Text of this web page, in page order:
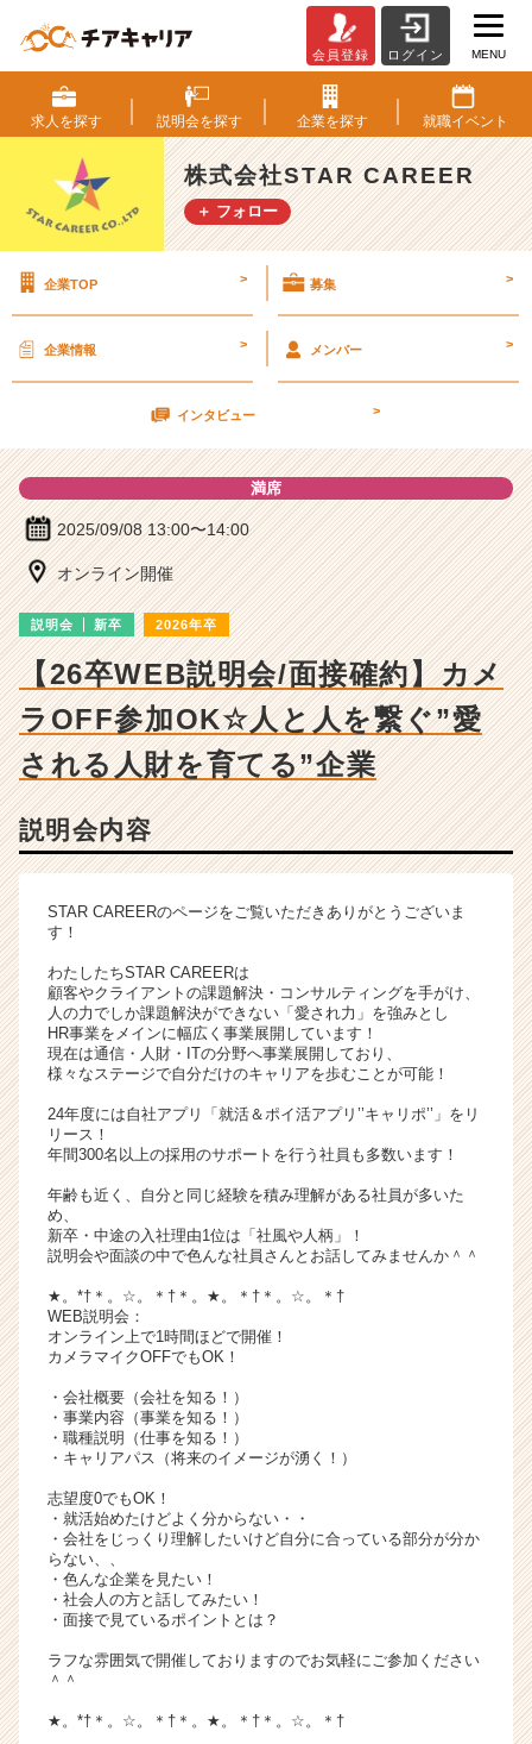
式
会
社
S
T
A
R
R
の
細
ン
チ
ャ
ー・
成
長
企
ウ
が
届
く
就
活
イ
チ
ア
ャ
リ
h
e
e
r
C
a
e
e
会員登録 ログイン MENU
求人を探す 説明会を探す 企業を探す 就職イベント
株式会社STAR CAREER
＋ フォロー
企業TOP > 募集 >
企業情報 > メンバー >
インタビュー >
満席
2025/09/08 13:00〜14:00
オンライン開催
説明会 新卒 2026年卒
【26卒WEB説明会/面接確約】カメ
ラOFF参加OK☆人と人を繋ぐ”愛
される人財を育てる”企業
説明会内容
STAR CAREERのページをご覧いただきありがとうございま
す！
わたしたちSTAR CAREERは
顧客やクライアントの課題解決・コンサルティングを手がけ、
人の力でしか課題解決ができない「愛され力」を強みとし
HR事業をメインに幅広く事業展開しています！
現在は通信・人財・ITの分野へ事業展開しており、
様々なステージで自分だけのキャリアを歩むことが可能！
24年度には自社アプリ「就活＆ポイ活アプリ’’キャリポ’’」をリ
リース！
年間300名以上の採用のサポートを行う社員も多数います！
年齢も近く、自分と同じ経験を積み理解がある社員が多いた
め、
新卒・中途の入社理由1位は「社風や人柄」！
説明会や面談の中で色んな社員さんとお話してみませんか＾＾
★。*†＊。☆。＊†＊。★。＊†＊。☆。＊†
WEB説明会：
オンライン上で1時間ほどで開催！
カメラマイクOFFでもOK！
・会社概要（会社を知る！）
・事業内容（事業を知る！）
・職種説明（仕事を知る！）
・キャリアパス（将来のイメージが湧く！）
志望度0でもOK！
・就活始めたけどよく分からない・・
・会社をじっくり理解したいけど自分に合っている部分が分か
らない、、
・色んな企業を見たい！
・社会人の方と話してみたい！
・面接で見ているポイントとは？
ラフな雰囲気で開催しておりますのでお気軽にご参加ください
＾＾
★。*†＊。☆。＊†＊。★。＊†＊。☆。＊†